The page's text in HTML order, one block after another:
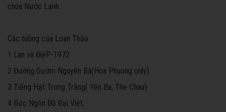
chùa Nước Lạnh.
Các tuồng của Loan Thảo
1 Lan và ĐiệP-1972
2 Đường Gươm Nguyên Bá(Hoa Phuong only)
3 Tiếng Hạt Trong Trăng( Yên Ba, The Chau)
4 Bức Ngôn Đồ Đại Việt,